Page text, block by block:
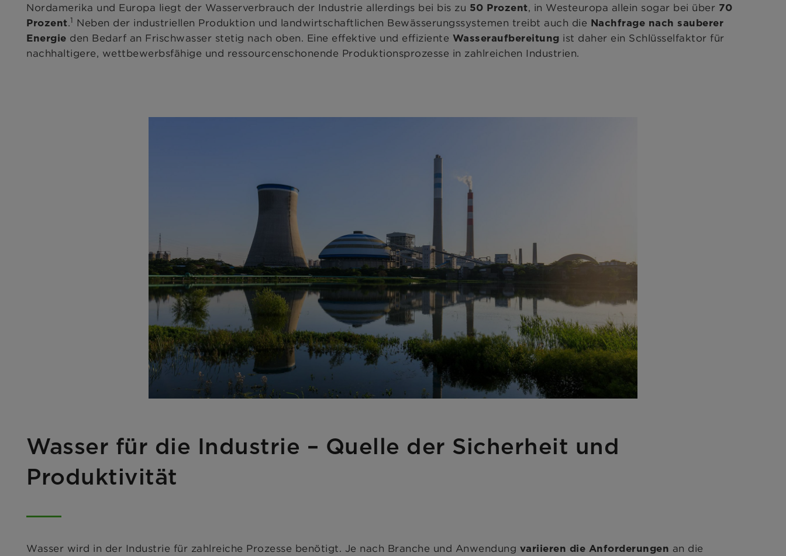
Nordamerika und Europa liegt der Wasserverbrauch der Industrie allerdings bei bis zu 50 Prozent, in Westeuropa allein sogar bei über 70
Prozent.1 Neben der industriellen Produktion und landwirtschaftlichen Bewässerungssystemen treibt auch die Nachfrage nach sauberer
Energie den Bedarf an Frischwasser stetig nach oben. Eine effektive und effiziente Wasseraufbereitung ist daher ein Schlüsselfaktor für
nachhaltigere, wettbewerbsfähige und ressourcenschonende Produktionsprozesse in zahlreichen Industrien.
Wasser für die Industrie – Quelle der Sicherheit und
Produktivität
Wasser wird in der Industrie für zahlreiche Prozesse benötigt. Je nach Branche und Anwendung variieren die Anforderungen an die